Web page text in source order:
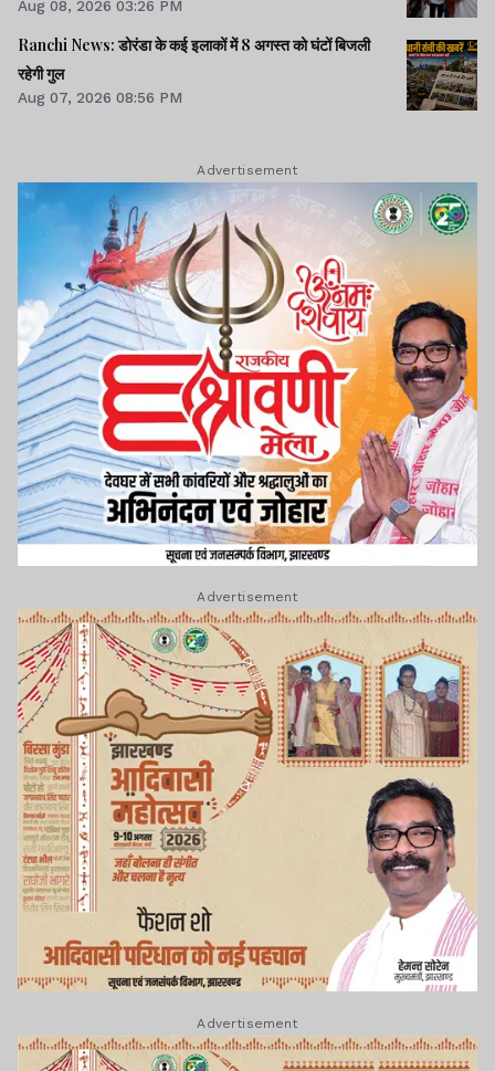
Aug 08, 2026 03:26 PM
Ranchi News: डोरंडा के कई इलाकों में 8 अगस्त को घंटों बिजली
रहेगी गुल
Aug 07, 2026 08:56 PM
Advertisement
Advertisement
Advertisement